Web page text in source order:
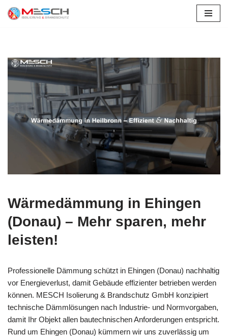
Wärmedämmung in Ehingen
(Donau) – Mehr sparen, mehr
leisten!
Professionelle Dämmung schützt in Ehingen (Donau) nachhaltig
vor Energieverlust, damit Gebäude effizienter betrieben werden
können. MESCH Isolierung & Brandschutz GmbH konzipiert
technische Dämmlösungen nach Industrie- und Normvorgaben,
damit Ihr Objekt allen bautechnischen Anforderungen entspricht.
Rund um Ehingen (Donau) kümmern wir uns zuverlässig um